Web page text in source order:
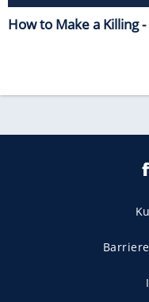
How to Make a Killing